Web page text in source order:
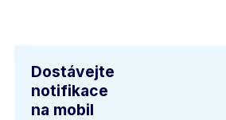
Dostávejte
notifikace
na mobil